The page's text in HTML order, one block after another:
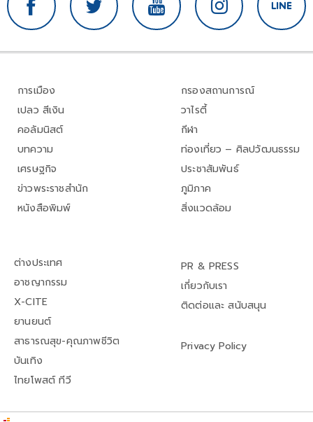
การเมือง
เปลว สีเงิน
คอลัมนิสต์
บทความ
เศรษฐกิจ
ข่าวพระราชสำนัก
หนังสือพิมพ์
กรองสถานการณ์
วาไรตี้
กีฬา
ท่องเที่ยว – ศิลปวัฒนธรรม
ประชาสัมพันธ์
ภูมิภาค
สิ่งแวดล้อม
ต่างประเทศ
อาชญากรรม
X-CITE
ยานยนต์
สาธารณสุข-คุณภาพชีวิต
บันเทิง
ไทยโพสต์ ทีวี
PR & PRESS
เกี่ยวกับเรา
ติดต่อและ สนับสนุน
Privacy Policy